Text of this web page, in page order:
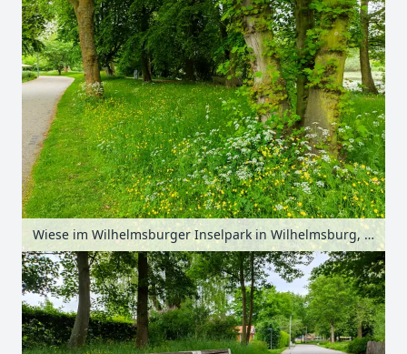
Wiese im Wilhelmsburger Inselpark in Wilhelmsburg, Hamburg, Deutschland